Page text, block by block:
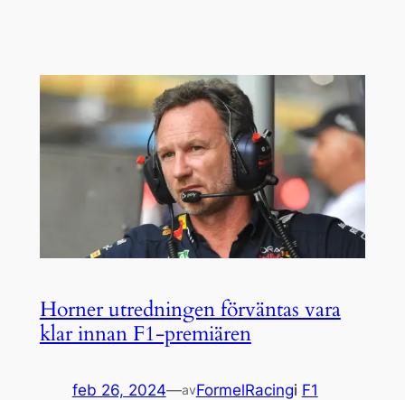
Horner utredningen förväntas vara
klar innan F1-premiären
feb 26, 2024—avFormelRacingi F1